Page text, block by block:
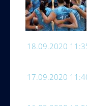
18.09.2020
17.09.2020